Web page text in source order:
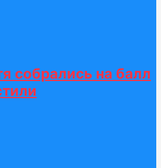
собрались на балл